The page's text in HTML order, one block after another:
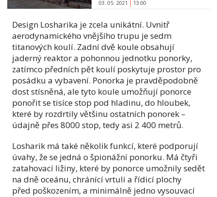
03. 05. 2021 13:00
Design Losharika je zcela unikátní. Uvnitř
aerodynamického vnějšího trupu je sedm
titanových koulí. Zadní dvě koule obsahují
jaderný reaktor a pohonnou jednotku ponorky,
zatímco předních pět koulí poskytuje prostor pro
posádku a vybavení. Ponorka je pravděpodobně
dost stísněná, ale tyto koule umožňují ponorce
ponořit se tisíce stop pod hladinu, do hloubek,
které by rozdrtily většinu ostatních ponorek –
údajně přes 8000 stop, tedy asi 2 400 metrů.
Losharik má také několik funkcí, které podporují
úvahy, že se jedná o špionážní ponorku. Má čtyři
zatahovací ližiny, které by ponorce umožnily sedět
na dně oceánu, chránící vrtuli a řídicí plochy
před poškozením, a minimálně jedno vysouvací